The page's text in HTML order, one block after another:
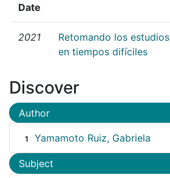
Date
2021
Retomando los estudios
en tiempos difíciles
Discover
Author
1 Yamamoto Ruiz, Gabriela
Subject